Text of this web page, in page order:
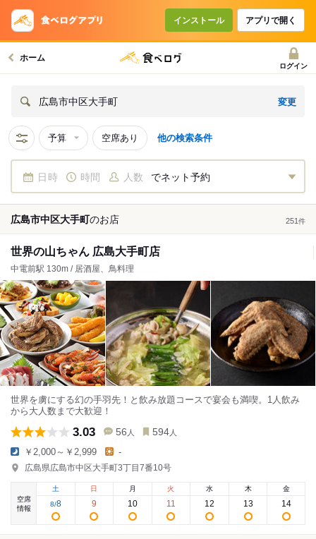
インストール アプリで開く
ホーム
ログイン
広島市中区大手町 変更
予算 空席あり 他の検索条件
日時 時間 人数 でネット予約
広島市中区大手町のお店 251 件
世界の山ちゃん 広島大手町店
中電前駅 130m / 居酒屋、鳥料理
世界を虜にする幻の手羽先！と飲み放題コースで宴会も満喫。1人飲み
から大人数まで大歓迎！
3.03 56 人 594 人
￥2,000～￥2,999 -
広島県広島市中区大手町3丁目7番10号
空席
情報
土
8/8
日
9
月
10
火
11
水
12
木
13
金
14